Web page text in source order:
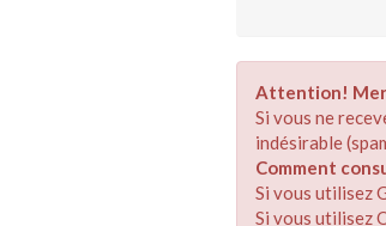
Attention!
Si vous ne
indésirable
Comment
Si vous utilisez
Si vous utilisez